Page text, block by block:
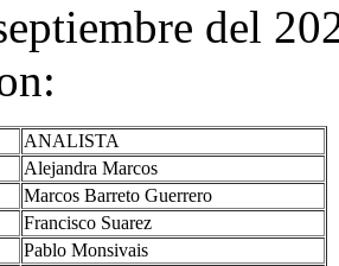
del
ANALISTA
Alejandra Marcos
Marcos Barreto Guerrero
Francisco Suarez
Pablo Monsivais